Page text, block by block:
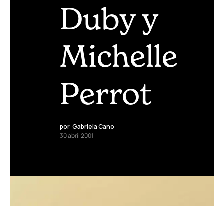
Duby y
Michelle
Perrot
por Gabriela Cano
30 abril 2001